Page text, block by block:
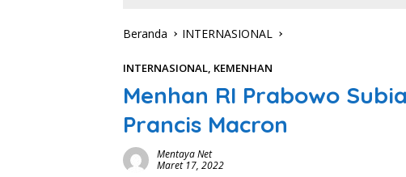
Beranda INTERNASIONAL
INTERNASIONAL, KEMENHAN
Menhan RI Prabowo
Prancis Macron
Mentaya Net
Maret 17, 2022